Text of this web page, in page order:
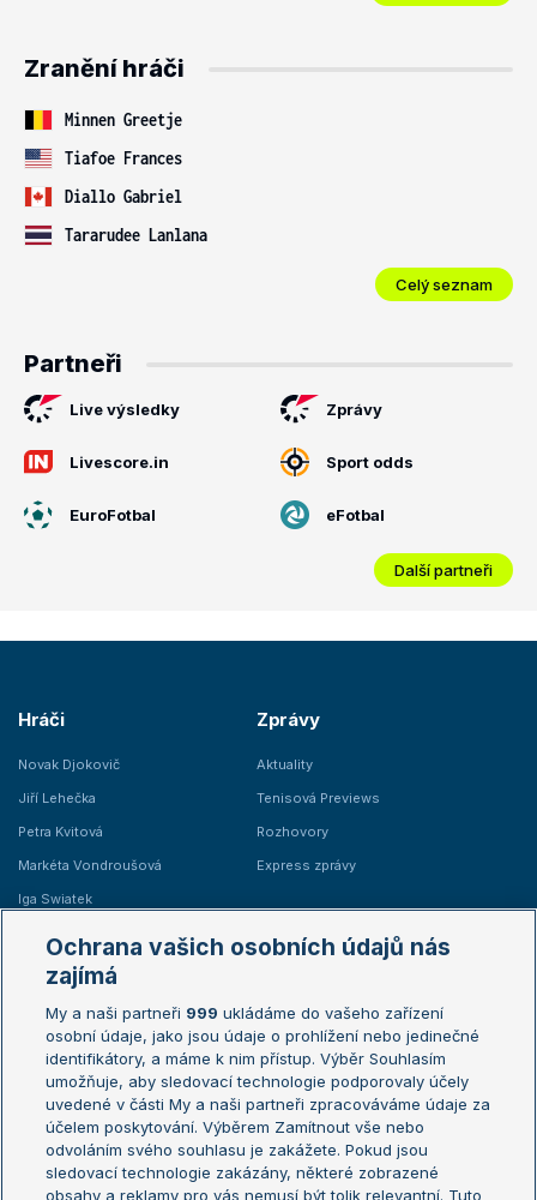
Zranění hráči
Minnen Greetje
Tiafoe Frances
Diallo Gabriel
Tararudee Lanlana
Celý seznam
Partneři
Live výsledky Zprávy
Livescore.in Sport odds
EuroFotbal eFotbal
Další partneři
Hráči
Novak Djokovič
Jiří Lehečka
Petra Kvitová
Markéta Vondroušová
Iga Swiatek
Zprávy
Aktuality
Tenisová Previews
Rozhovory
Express zprávy
Žebříčky
Žebříček ATP (muži)
Žebříček WTA (ženy)
Sázkařský žebříček
Australian Open
French Open
Wimbledon
US Open
Turnaj mistrů
Turnaj mistryň
Ochrana vašich osobních údajů nás
zajímá
My a naši partneři 999 ukládáme do vašeho zařízení
osobní údaje, jako jsou údaje o prohlížení nebo jedinečné
identifikátory, a máme k nim přístup. Výběr Souhlasím
umožňuje, aby sledovací technologie podporovaly účely
uvedené v části My a naši partneři zpracováváme údaje za
účelem poskytování. Výběrem Zamítnout vše nebo
odvoláním svého souhlasu je zakážete. Pokud jsou
sledovací technologie zakázány, některé zobrazené
obsahy a reklamy pro vás nemusí být tolik relevantní. Tuto